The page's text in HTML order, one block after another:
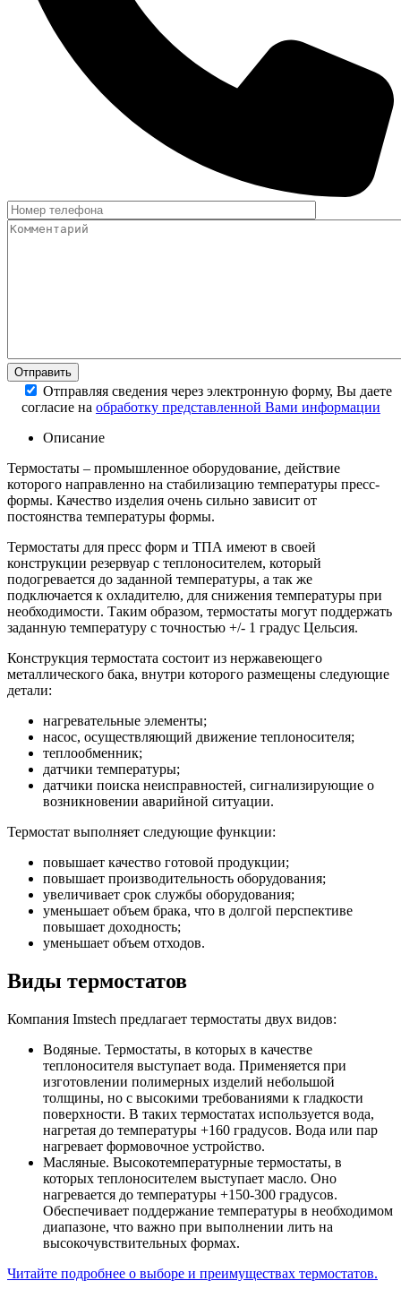
Отправляя сведения через электронную форму, Вы даете
согласие на обработку представленной Вами информации
Описание
Термостаты – промышленное оборудование, действие
которого направленно на стабилизацию температуры пресс-
формы. Качество изделия очень сильно зависит от
постоянства температуры формы.
Термостаты для пресс форм и ТПА имеют в своей
конструкции резервуар с теплоносителем, который
подогревается до заданной температуры, а так же
подключается к охладителю, для снижения температуры при
необходимости. Таким образом, термостаты могут поддержать
заданную температуру с точностью +/- 1 градус Цельсия.
Конструкция термостата состоит из нержавеющего
металлического бака, внутри которого размещены следующие
детали:
нагревательные элементы;
насос, осуществляющий движение теплоносителя;
теплообменник;
датчики температуры;
датчики поиска неисправностей, сигнализирующие о
возникновении аварийной ситуации.
Термостат выполняет следующие функции:
повышает качество готовой продукции;
повышает производительность оборудования;
увеличивает срок службы оборудования;
уменьшает объем брака, что в долгой перспективе
повышает доходность;
уменьшает объем отходов.
Виды термостатов
Компания Imstech предлагает термостаты двух видов:
Водяные. Термостаты, в которых в качестве
теплоносителя выступает вода. Применяется при
изготовлении полимерных изделий небольшой
толщины, но с высокими требованиями к гладкости
поверхности. В таких термостатах используется вода,
нагретая до температуры +160 градусов. Вода или пар
нагревает формовочное устройство.
Масляные. Высокотемпературные термостаты, в
которых теплоносителем выступает масло. Оно
нагревается до температуры +150-300 градусов.
Обеспечивает поддержание температуры в необходимом
диапазоне, что важно при выполнении лить на
высокочувствительных формах.
Читайте подробнее о выборе и преимуществах термостатов.